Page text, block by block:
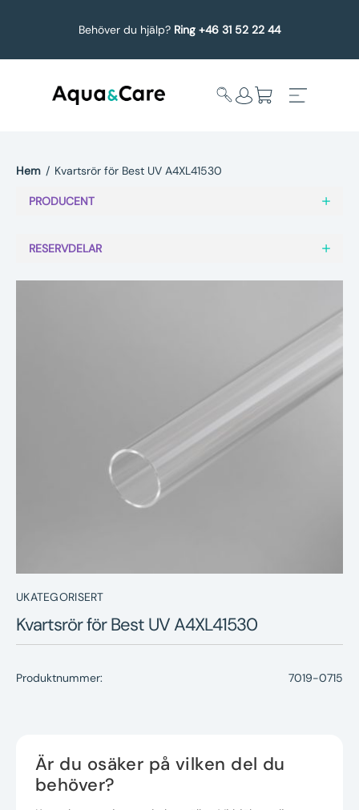
Behöver du hjälp? Ring +46 31 52 22 44
undermeny
Service
Underhållstips
Kontakt
Hem / Kvartsrör för Best UV A4XL41530
PRODUCENT
RESERVDELAR
UKATEGORISERT
Kvartsrör för Best UV A4XL41530
Produktnummer: 7019-0715
Är du osäker på vilken del du
behöver?